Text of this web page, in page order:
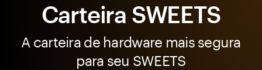
Carteira SWEETS
A carteira de hardware mais segura
para seu SWEETS